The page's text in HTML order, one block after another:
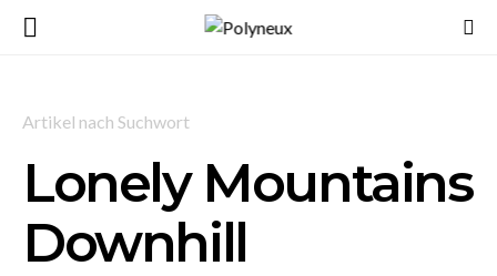
Artikel nach Suchwort
Lonely Mountains
Downhill